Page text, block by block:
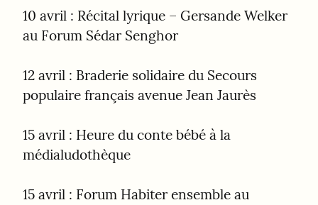
10 avril : Récital lyrique – Gersande Welker
au Forum Sédar Senghor
12 avril : Braderie solidaire du Secours
populaire français avenue Jean Jaurès
15 avril : Heure du conte bébé à la
médialudothèque
15 avril : Forum Habiter ensemble au